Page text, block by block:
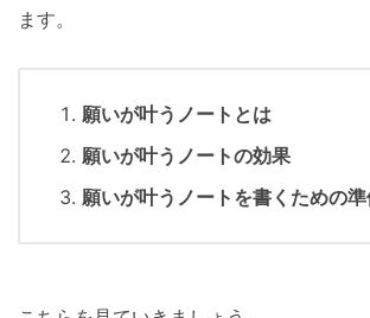
ます。
願いが叶うノートとは
願いが叶うノートの効果
願いが叶うノートを書くための